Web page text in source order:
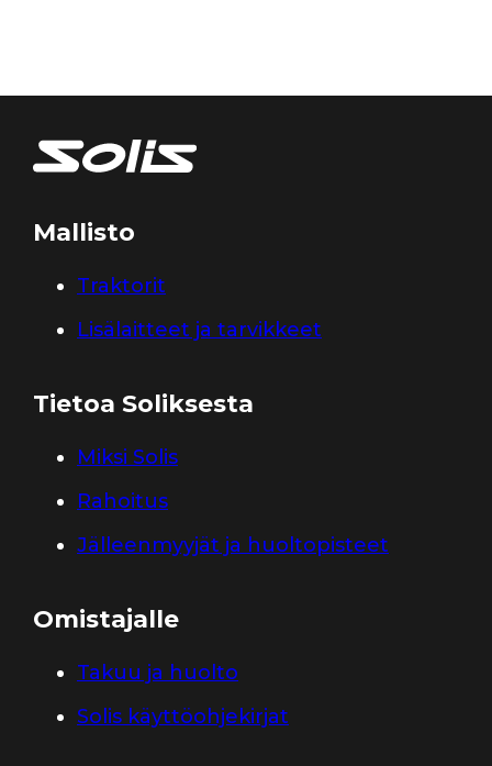
Mallisto
Traktorit
Lisälaitteet ja tarvikkeet
Tietoa Soliksesta
Miksi Solis
Rahoitus
Jälleenmyyjät ja huoltopisteet
Omistajalle
Takuu ja huolto
Solis käyttöohjekirjat